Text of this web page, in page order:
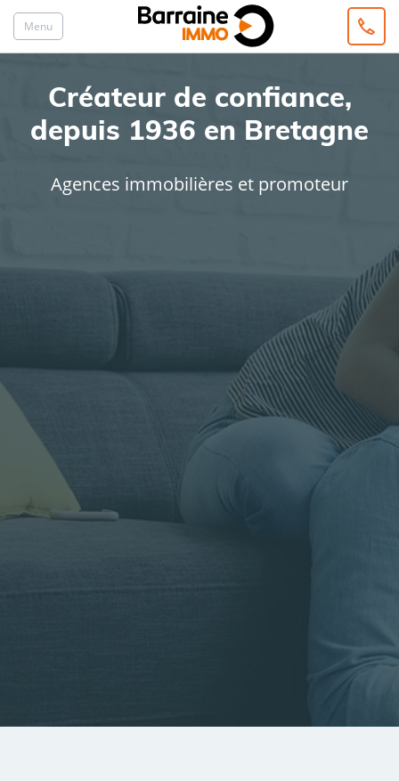
Menu
Créateur de confiance,
depuis 1936 en Bretagne
Agences immobilières et promoteur
Rayon